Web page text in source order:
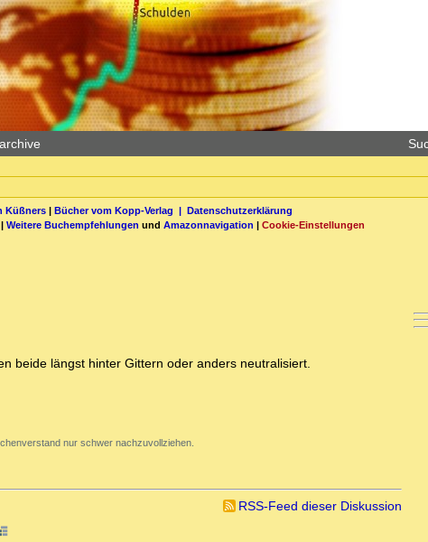
Küßners| Bücher vom Kopp-Verlag | Datenschutzerklärung
Weitere Buchempfehlungen und Amazonnavigation | Cookie-Einstellungen
beide längst hinter Gittern oder anders neutralisiert.
nur schwer nachzuvollziehen.
RSS-Feed dieser Diskussion